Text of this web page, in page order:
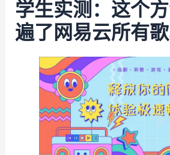
学生实测：这个
遍了网易云所有